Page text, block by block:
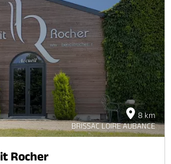
8 km
BRISSAC LOIRE AUBANCE
Rocher